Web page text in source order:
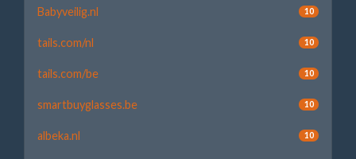
Babyveilig.nl 10
tails.com/nl 10
tails.com/be 10
smartbuyglasses.be 10
albeka.nl 10